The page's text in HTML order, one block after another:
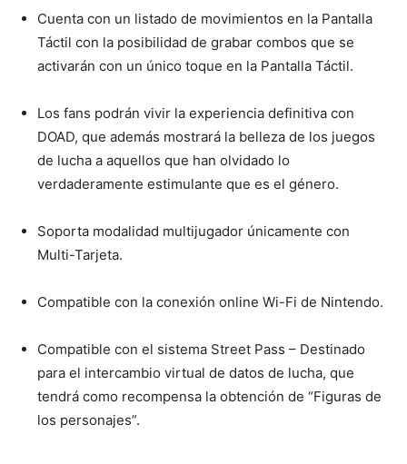
Cuenta con un listado de movimientos en la Pantalla
Táctil con la posibilidad de grabar combos que se
activarán con un único toque en la Pantalla Táctil.
Los fans podrán vivir la experiencia definitiva con
DOAD, que además mostrará la belleza de los juegos
de lucha a aquellos que han olvidado lo
verdaderamente estimulante que es el género.
Soporta modalidad multijugador únicamente con
Multi-Tarjeta.
Compatible con la conexión online Wi-Fi de Nintendo.
Compatible con el sistema Street Pass – Destinado
para el intercambio virtual de datos de lucha, que
tendrá como recompensa la obtención de “Figuras de
los personajes”.